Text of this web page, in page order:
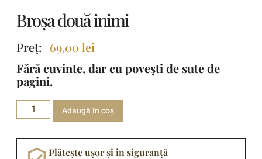
Broșa două inimi
Preț: 69,00lei
Fără cuvinte, dar cu povești de sute de
pagini.
Adaugă în coș
Plătește ușor și în siguranță